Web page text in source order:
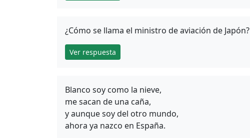
¿Cómo se llama el ministro de aviación de Japón?
Ver respuesta
Blanco soy como la nieve,
me sacan de una caña,
y aunque soy del otro mundo,
ahora ya nazco en España.